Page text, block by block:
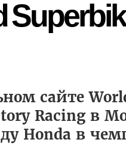
сайте
Racing в
Honda в